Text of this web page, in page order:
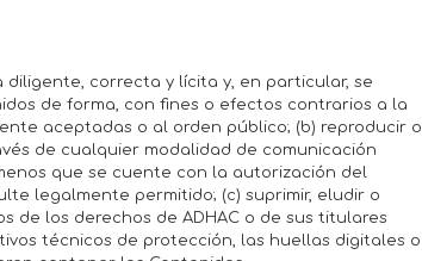
diligente, correcta y lícita y, en particular, se
de forma, con fines o efectos contrarios a la
aceptadas o al orden público; (b) reproducir o
de cualquier modalidad de comunicación
que se cuente con la autorización del
legalmente permitido; (c) suprimir, eludir o
de los derechos de ADHAC o de sus titulares
técnicos de protección, las huellas digitales o